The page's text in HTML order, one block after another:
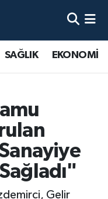
SAĞLIK EKONOMİ
Gelir